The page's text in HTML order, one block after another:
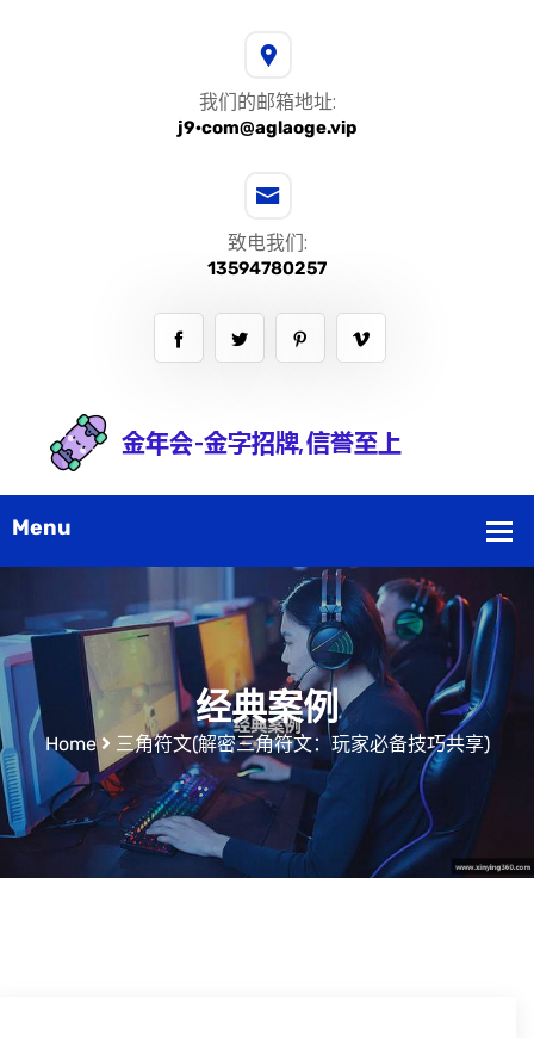
我们的邮箱地址:
j9·com@aglaoge.vip
致电我们:
13594780257
经典案例
Home 三角符文(解密三角符文：玩家必备技巧共享)